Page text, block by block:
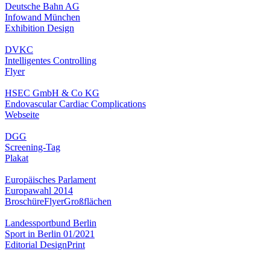
Deutsche Bahn AG
Infowand München
Exhibition Design
DVKC
Intelligentes Controlling
Flyer
HSEC GmbH & Co KG
Endovascular Cardiac Complications
Webseite
DGG
Screening-Tag
Plakat
Europäisches Parlament
Europawahl 2014
BroschüreFlyerGroßflächen
Landessportbund Berlin
Sport in Berlin 01/2021
Editorial DesignPrint